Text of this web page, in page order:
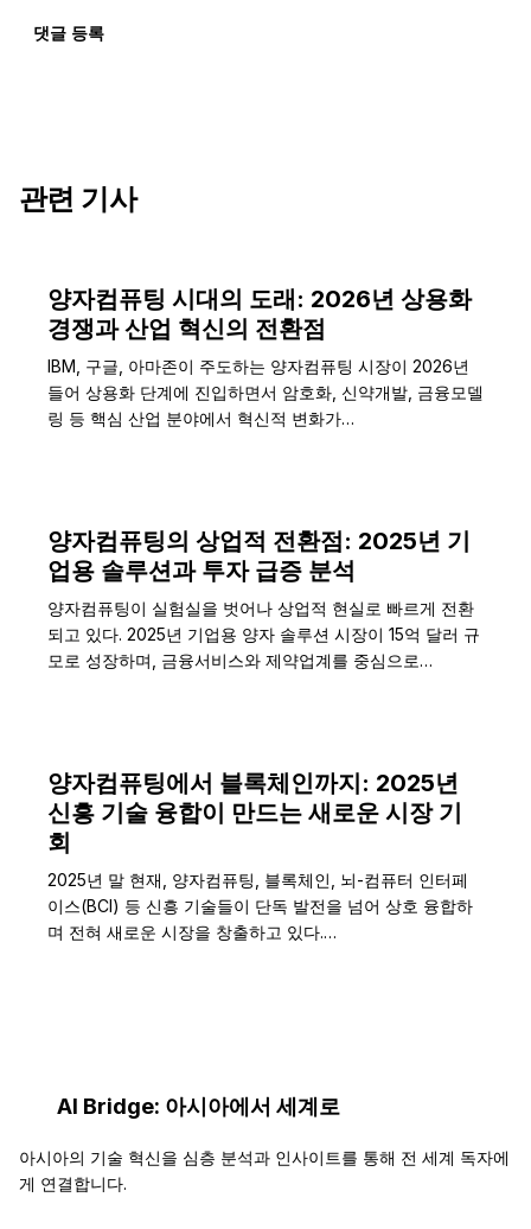
댓글 등록
관련 기사
양자컴퓨팅 시대의 도래: 2026년 상용화
경쟁과 산업 혁신의 전환점
IBM, 구글, 아마존이 주도하는 양자컴퓨팅 시장이 2026년
들어 상용화 단계에 진입하면서 암호화, 신약개발, 금융모델
링 등 핵심 산업 분야에서 혁신적 변화가…
양자컴퓨팅의 상업적 전환점: 2025년 기
업용 솔루션과 투자 급증 분석
양자컴퓨팅이 실험실을 벗어나 상업적 현실로 빠르게 전환
되고 있다. 2025년 기업용 양자 솔루션 시장이 15억 달러 규
모로 성장하며, 금융서비스와 제약업계를 중심으로…
양자컴퓨팅에서 블록체인까지: 2025년
신흥 기술 융합이 만드는 새로운 시장 기
회
2025년 말 현재, 양자컴퓨팅, 블록체인, 뇌-컴퓨터 인터페
이스(BCI) 등 신흥 기술들이 단독 발전을 넘어 상호 융합하
며 전혀 새로운 시장을 창출하고 있다.…
AI Bridge: 아시아에서 세계로
아시아의 기술 혁신을 심층 분석과 인사이트를 통해 전 세계 독자에
게 연결합니다.